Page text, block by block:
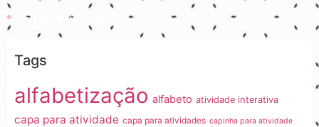
Ensinando com amor
Tags
alfabetização alfabeto atividade interativa
capa para atividade capa para atividades capinha para atividade